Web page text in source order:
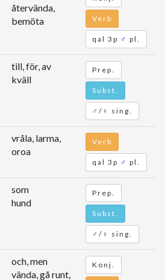
återvända,
bemöta
Verb
qal 3p ♂ pl.
till, för, av
kväll
Prep.
Subst.
♂/♀ sing.
vråla, larma,
oroa
Verb
qal 3p ♂ pl.
som
hund
Prep.
Subst.
♂/♀ sing.
och, men
vända, gå runt,
Konj.